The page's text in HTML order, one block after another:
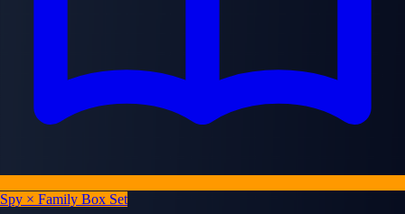
Spy × Family Box Set